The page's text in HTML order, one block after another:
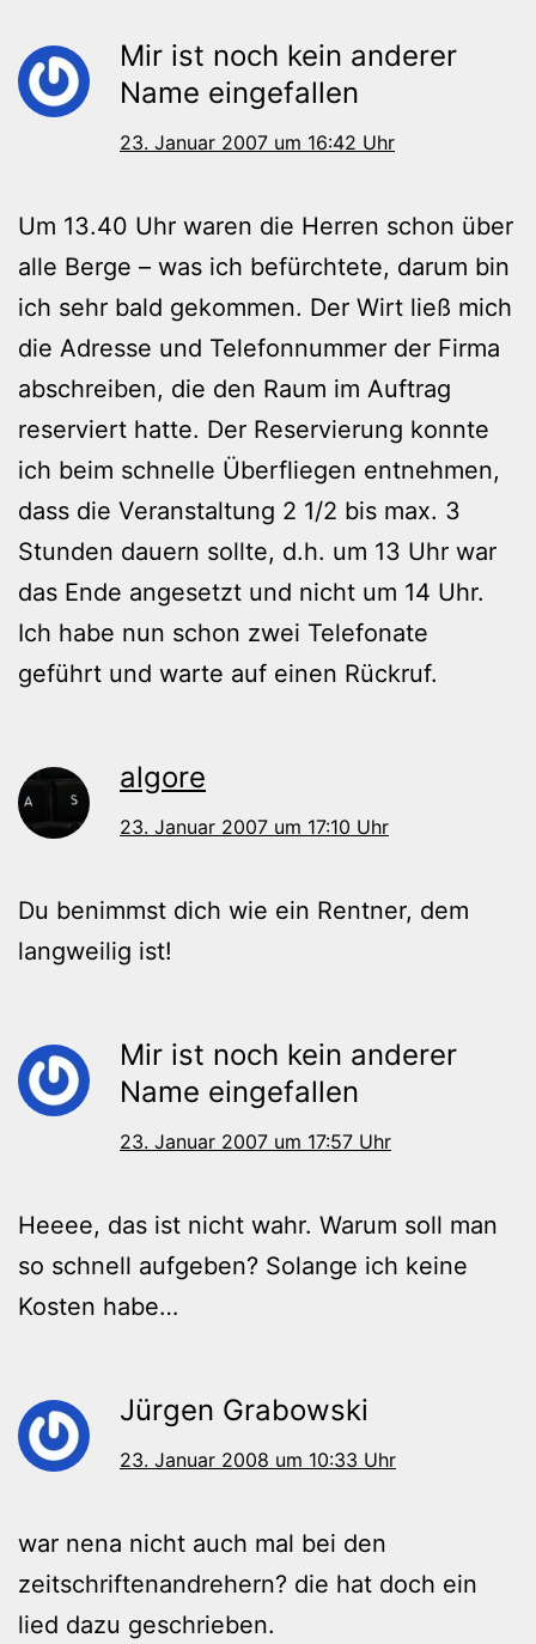
Mir ist noch kein anderer
Name eingefallen
23. Januar 2007 um 16:42 Uhr
Um 13.40 Uhr waren die Herren schon über
alle Berge – was ich befürchtete, darum bin
ich sehr bald gekommen. Der Wirt ließ mich
die Adresse und Telefonnummer der Firma
abschreiben, die den Raum im Auftrag
reserviert hatte. Der Reservierung konnte
ich beim schnelle Überfliegen entnehmen,
dass die Veranstaltung 2 1/2 bis max. 3
Stunden dauern sollte, d.h. um 13 Uhr war
das Ende angesetzt und nicht um 14 Uhr.
Ich habe nun schon zwei Telefonate
geführt und warte auf einen Rückruf.
algore
23. Januar 2007 um 17:10 Uhr
Du benimmst dich wie ein Rentner, dem
langweilig ist!
Mir ist noch kein anderer
Name eingefallen
23. Januar 2007 um 17:57 Uhr
Heeee, das ist nicht wahr. Warum soll man
so schnell aufgeben? Solange ich keine
Kosten habe…
Jürgen Grabowski
23. Januar 2008 um 10:33 Uhr
war nena nicht auch mal bei den
zeitschriftenandrehern? die hat doch ein
lied dazu geschrieben.